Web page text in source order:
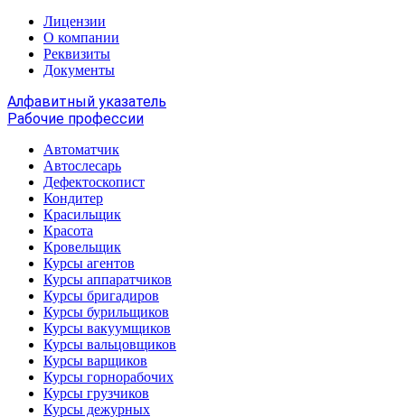
Лицензии
О компании
Реквизиты
Документы
Алфавитный указатель
Рабочие профессии
Автоматчик
Автослесарь
Дефектоскопист
Кондитер
Красильщик
Красота
Кровельщик
Курсы агентов
Курсы аппаратчиков
Курсы бригадиров
Курсы бурильщиков
Курсы вакуумщиков
Курсы вальцовщиков
Курсы варщиков
Курсы горнорабочих
Курсы грузчиков
Курсы дежурных